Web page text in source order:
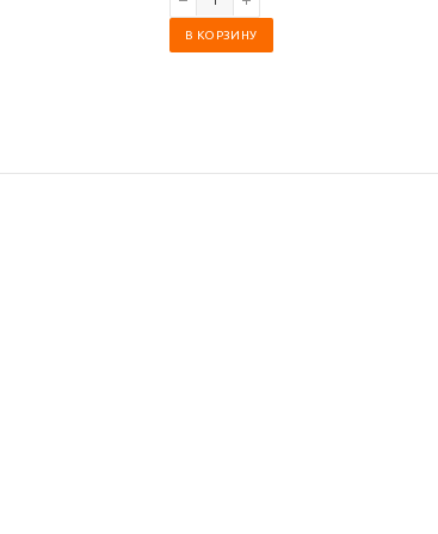
В КОРЗИНУ